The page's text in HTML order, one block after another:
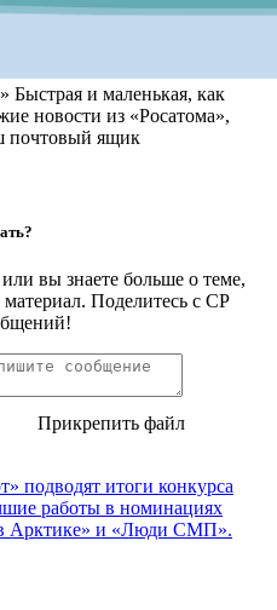
Быстрая и маленькая, как
новости из «Росатома»,
почтовый ящик
вы знаете больше о теме,
Поделитесь с СР
Прикрепить файл
подводят итоги конкурса
работы в номинациях
Арктике» и «Люди СМП».